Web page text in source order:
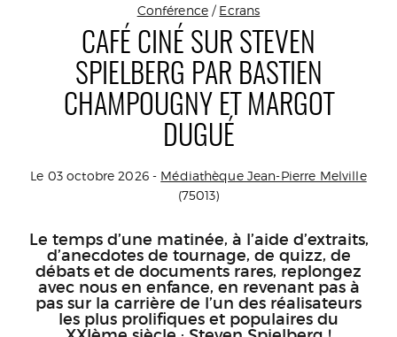
Conférence / Ecrans
CAFÉ CINÉ SUR STEVEN
SPIELBERG PAR BASTIEN
CHAMPOUGNY ET MARGOT
DUGUÉ
Le 03 octobre 2026 - Médiathèque Jean-Pierre Melville
(75013)
Le temps d’une matinée, à l’aide d’extraits,
d’anecdotes de tournage, de quizz, de
débats et de documents rares, replongez
avec nous en enfance, en revenant pas à
pas sur la carrière de l’un des réalisateurs
les plus prolifiques et populaires du